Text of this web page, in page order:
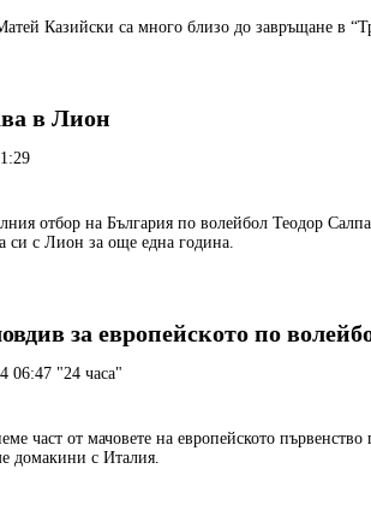
Казийски са много близо до завръщане в
в Лион
отбор на България по волейбол Теодор
си с Лион за още една година.
за европейското по
06:47 "24 часа"
част от мачовете на европейското първенство
домакини с Италия.